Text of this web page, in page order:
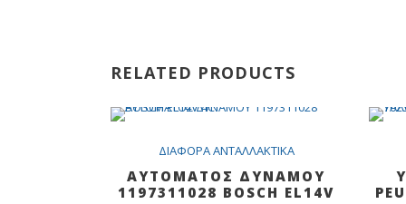
RELATED PRODUCTS
SALE
Out Of Stock
ΔIAΦOPA ANTAΛΛAKTIKA
ΑΥΤΟΜΑΤΟΣ ΔΥΝΑΜΟΥ
1197311028 ΒΟSCH EL14V